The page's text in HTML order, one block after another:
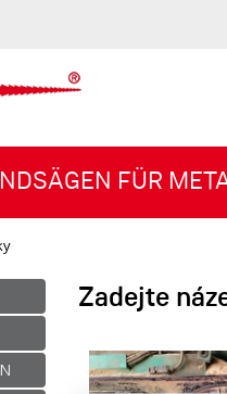
FÜR
Zadejte